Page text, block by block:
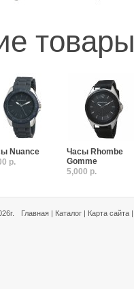
товары
Nuance
р.
Часы Rhombe
Gomme
5,000 р.
Главная | Каталог | Карта сайта |